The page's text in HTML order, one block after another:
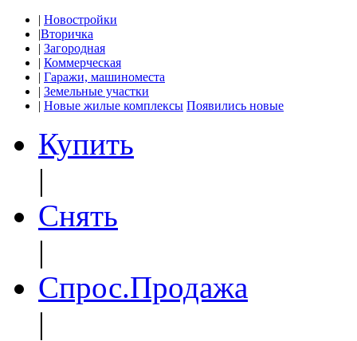
| Новостройки
|Вторичка
| Загородная
| Коммерческая
| Гаражи, машиноместа
| Земельные участки
| Новые жилые комплексы Появились новые
Купить
|
Снять
|
Спрос.Продажа
|